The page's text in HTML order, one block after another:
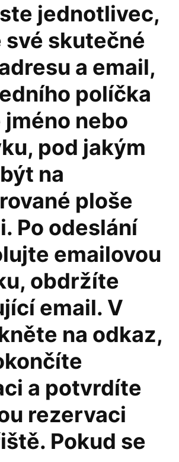
jednotlivec,
skutečné
a email,
políčka
nebo
pod jakým
na
ploše
Po odeslání
emailovou
obdržíte
email. V
na odkaz,
a potvrdíte
rezervaci
Pokud se